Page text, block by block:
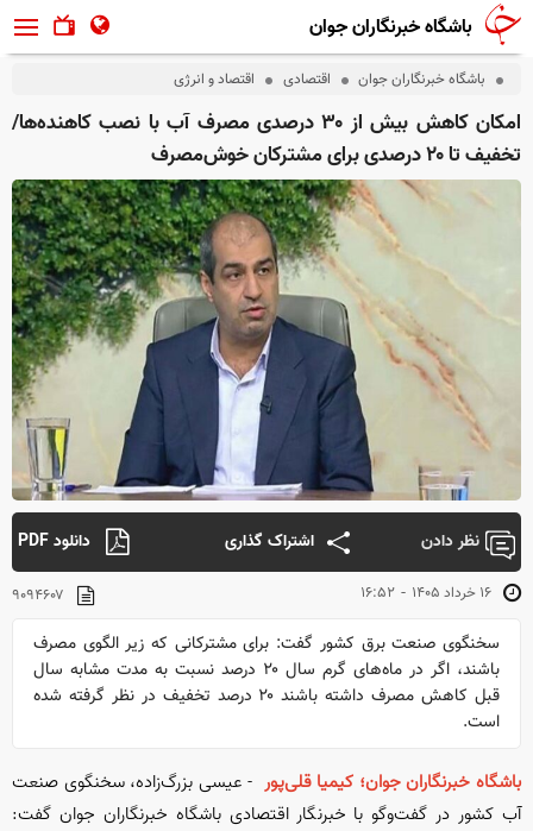
باشگاه خبرنگاران جوان
باشگاه خبرنگاران جوان اقتصادی اقتصاد و انرژی
امکان کاهش بیش از ۳۰ درصدی مصرف آب با نصب کاهنده‌ها/
تخفیف تا ۲۰ درصدی برای مشترکان خوش‌مصرف
نظر دادن اشتراک گذاری دانلود PDF
۱۶:۵۲ - ۱۶ خرداد ۱۴۰۵ ۹۰۹۴۶۰۷
سخنگوی صنعت برق کشور گفت: برای مشترکانی که زیر الگوی مصرف
باشند، اگر در ماه‌های گرم سال ۲۰ درصد نسبت به مدت مشابه سال
قبل کاهش مصرف داشته باشند ۲۰ درصد تخفیف در نظر گرفته شده
است.
باشگاه خبرنگاران جوان؛ کیمیا قلی‌پور - عیسی بزرگ‌زاده، سخنگوی صنعت
آب کشور در گفت‌و‌گو با خبرنگار اقتصادی باشگاه خبرنگاران جوان گفت: